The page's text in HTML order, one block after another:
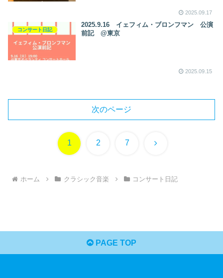
2025.09.17
コンサート日記
2025.9.16 イェフィム・ブロンフマン 公演
前記 @東京
2025.09.15
次のページ
1 2 7 次
ホーム クラシック音楽 コンサート日記
PAGE TOP